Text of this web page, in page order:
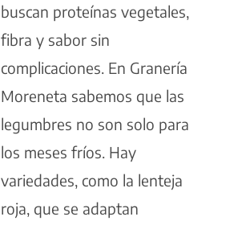
buscan proteínas vegetales,
fibra y sabor sin
complicaciones. En Granería
Moreneta sabemos que las
legumbres no son solo para
los meses fríos. Hay
variedades, como la lenteja
roja, que se adaptan